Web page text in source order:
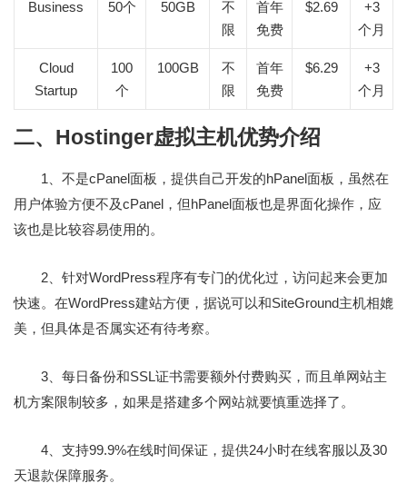
Business 50个 50GB
不
限
首年
免费
$2.69
+3
个月
Cloud
Startup
100
个
100GB
不
限
首年
免费
$6.29
+3
个月
二、Hostinger虚拟主机优势介绍
1、不是cPanel面板，提供自己开发的hPanel面板，虽然在
用户体验方便不及cPanel，但hPanel面板也是界面化操作，应
该也是比较容易使用的。
2、针对WordPress程序有专门的优化过，访问起来会更加
快速。在WordPress建站方便，据说可以和SiteGround主机相媲
美，但具体是否属实还有待考察。
3、每日备份和SSL证书需要额外付费购买，而且单网站主
机方案限制较多，如果是搭建多个网站就要慎重选择了。
4、支持99.9%在线时间保证，提供24小时在线客服以及30
天退款保障服务。